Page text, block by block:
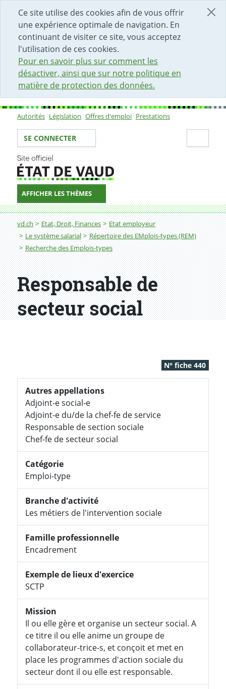
Ce site utilise des cookies afin de vous offrir
une expérience optimale de navigation. En
continuant de visiter ce site, vous acceptez
l'utilisation de ces cookies.
Pour en savoir plus sur comment les
désactiver, ainsi que sur notre politique en
matière de protection des données.
DÉBUT DU CONTENU DE LA PAGE
ACCÈS AU CHAMP DE RECHERCHE
PAGE D'ACCUEIL
FORMULAIRE DE CONTACT
Sous-navigation
Autorités Législation Offres d'emploi Prestations
Votre identité
SE CONNECTER
AFFICHER LES THÈMES
Fil d'Ariane
vd.ch Etat, Droit, Finances
Etat employeur
Le système salarial
Répertoire des EMplois-types (REM)
Recherche des Emplois-types
Responsable de secteur social
Responsable de
secteur social
N° fiche 440
Autres appellations
Adjoint-e social-e
Adjoint-e du/de la chef-fe de service
Responsable de section sociale
Chef-fe de secteur social
Catégorie
Emploi-type
Branche d'activité
Les métiers de l'intervention sociale
Famille professionnelle
Encadrement
Exemple de lieux d'exercice
SCTP
Mission
Il ou elle gère et organise un secteur social. A
ce titre il ou elle anime un groupe de
collaborateur-trice-s, et conçoit et met en
place les programmes d'action sociale du
secteur dont il ou elle est responsable.